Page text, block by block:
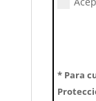
* Para